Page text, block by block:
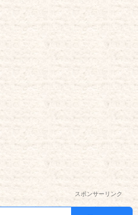
スポンサーリンク